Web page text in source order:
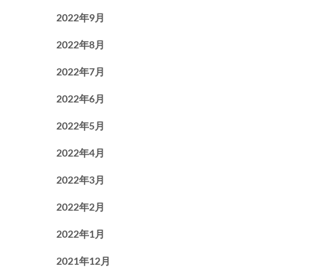
2022年9月
2022年8月
2022年7月
2022年6月
2022年5月
2022年4月
2022年3月
2022年2月
2022年1月
2021年12月